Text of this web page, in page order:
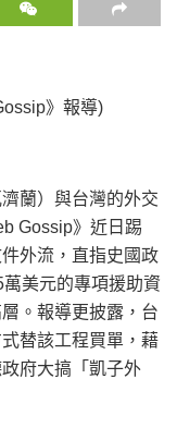
》報導)
蘭）與台灣的外交
Gossip》近日踢
外流，直指史國政
美元的專項援助資
。報導更披露，台
替該工程買單，藉
府大搞「凱子外